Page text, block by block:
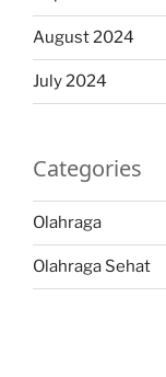
August 2024
July 2024
Categories
Olahraga
Olahraga Sehat